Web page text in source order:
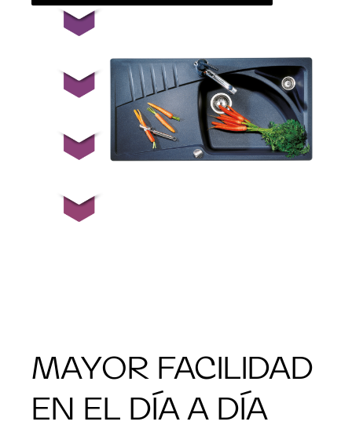
MAYOR FACILIDAD
EN EL DÍA A DÍA